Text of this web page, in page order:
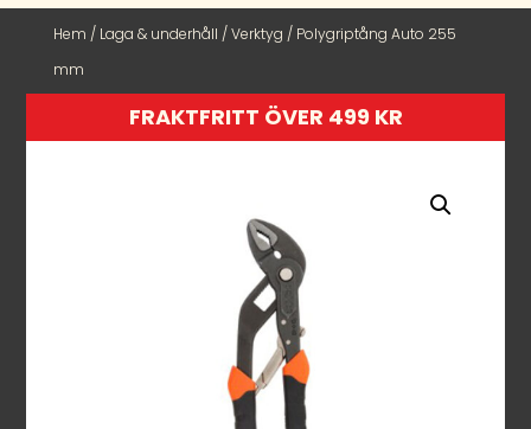
Hem / Laga & underhåll /Verktyg / Polygriptång Auto 255
mm
FRAKTFRITT ÖVER 499 KR